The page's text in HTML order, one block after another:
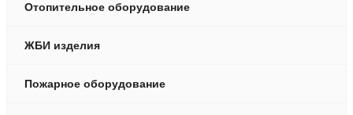
Отопительное оборудование
ЖБИ изделия
Пожарное оборудование